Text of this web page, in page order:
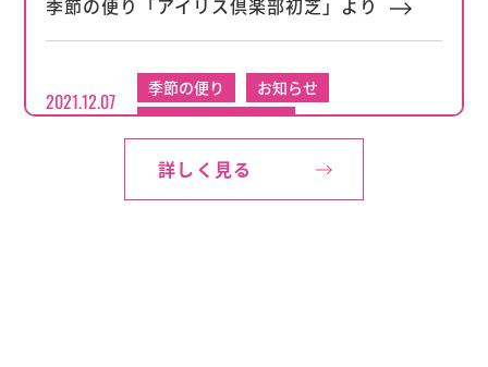
アイリス倶楽部初芝
その他
季節の便り
お知らせ
アイリス倶楽部初芝
2021.12.07
季節の便り
お知らせ
アイリス倶楽部初芝
季節の便り「アイリス倶楽部初芝」より
詳しく見る